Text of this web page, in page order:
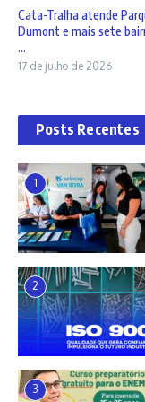
Cata-Tralha atende
Dumont e mais sete
...
17 de julho de 2026
Posts Recentes
1
2
3